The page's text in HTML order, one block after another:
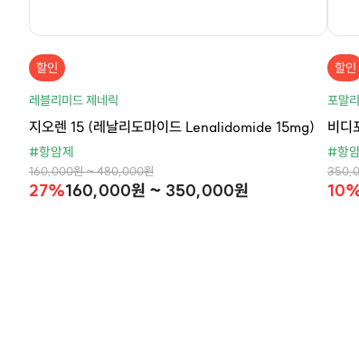
할인
레블리미드 제네릭
지오렌 15 (레날리도마이드 Lenalidomide 15mg)
#항암제
160,000원 ~ 480,000원
27%160,000원 ~ 350,000원
할인
포말
비디
#항